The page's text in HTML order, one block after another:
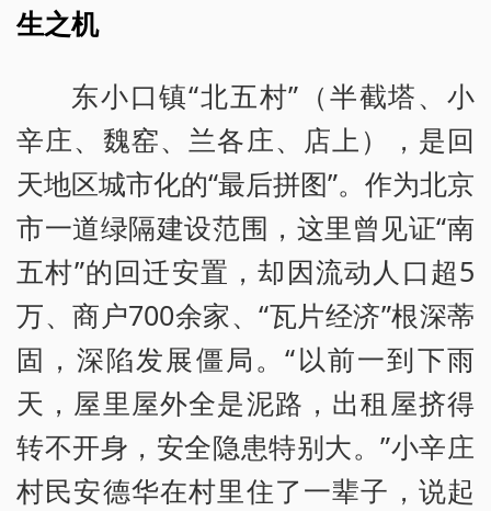
生之机
东小口镇“北五村”（半截塔、小
辛庄、魏窑、兰各庄、店上），是回
天地区城市化的“最后拼图”。作为北京
市一道绿隔建设范围，这里曾见证“南
五村”的回迁安置，却因流动人口超5
万、商户700余家、“瓦片经济”根深蒂
固，深陷发展僵局。“以前一到下雨
天，屋里屋外全是泥路，出租屋挤得
转不开身，安全隐患特别大。”小辛庄
村民安德华在村里住了一辈子，说起